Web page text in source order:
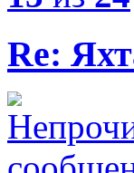
Re: